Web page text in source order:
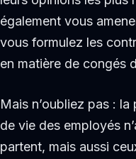
également vous
vous formulez les
en matière de congés
Mais n’oubliez pas :
de vie des employés
partent, mais aussi